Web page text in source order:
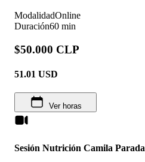
ModalidadOnline
Duración60 min
$50.000 CLP
51.01 USD
Ver horas
Sesión Nutrición Camila Parada